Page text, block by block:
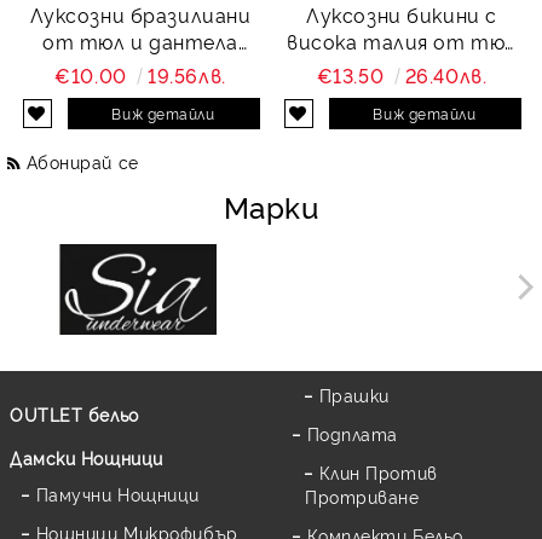
Луксозни бразилиани
от тюл и дантела
Charity
€10.00 19.56лв.
Виж детайли
Луксозни бикини с
висока талия от тюл
и дантела Charity
€13.50 26.40лв.
Виж детайли
Абонирай се
Марки
OUTLET бельо
Дамски Нощници
Памучни Нощници
Нощници Микрофибър
Прашки
Подплата
Клин Против
Протриване